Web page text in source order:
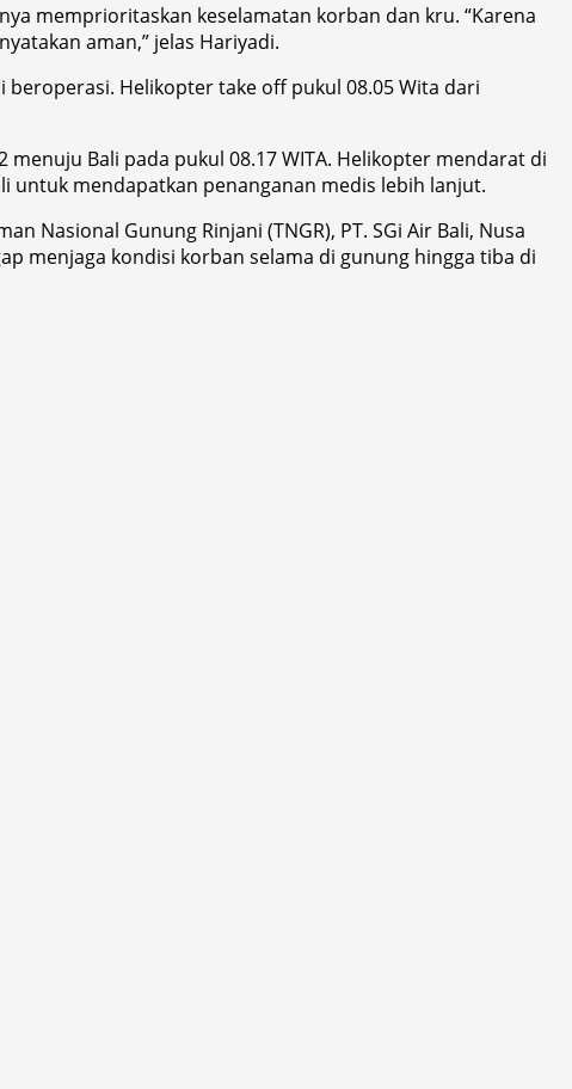
memprioritaskan keselamatan korban dan kru. “Karena
aman,” jelas Hariyadi.
beroperasi. Helikopter take off pukul 08.05 Wita dari
Bali pada pukul 08.17 WITA. Helikopter mendarat di
untuk mendapatkan penanganan medis lebih lanjut.
Nasional Gunung Rinjani (TNGR), PT. SGi Air Bali, Nusa
menjaga kondisi korban selama di gunung hingga tiba di